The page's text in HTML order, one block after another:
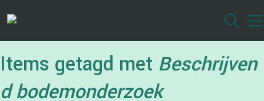
inhoud
Items getagd met Beschrijven
d bodemonderzoek